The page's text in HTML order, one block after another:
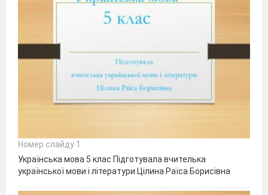
Номер слайду 1
Українська мова 5 клас Підготувала вчителька
української мови і літератури Цілина Раїса Борисівна